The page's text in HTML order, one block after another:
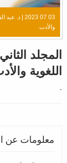
03 07 2023 | د. عبد
والأدب.
المجلد
اللغوية
-
معلومات عن